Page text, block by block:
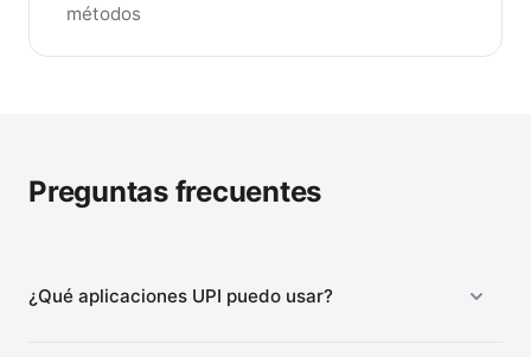
métodos
Preguntas frecuentes
¿Qué aplicaciones UPI puedo usar?